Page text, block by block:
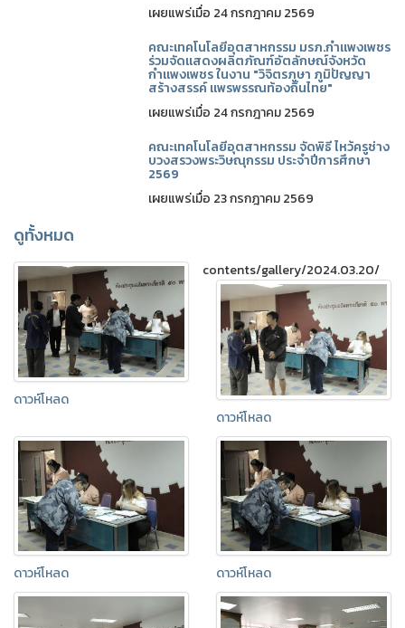
เผยแพร่เมื่อ 24 กรกฎาคม 2569
คณะเทคโนโลยีอุตสาหกรรม มรภ.กำแพงเพชร
ร่วมจัดแสดงผลิตภัณฑ์อัตลักษณ์จังหวัด
กำแพงเพชร ในงาน "วิจิตรภูษา ภูมิปัญญา
สร้างสรรค์ แพรพรรณท้องถิ่นไทย"
เผยแพร่เมื่อ 24 กรกฎาคม 2569
คณะเทคโนโลยีอุตสาหกรรม จัดพิธี ไหว้ครูช่าง
บวงสรวงพระวิษณุกรรม ประจำปีการศึกษา
2569
เผยแพร่เมื่อ 23 กรกฎาคม 2569
ดูทั้งหมด
contents/gallery/2024.03.20/
ดาวห์โหลด
ดาวห์โหลด
ดาวห์โหลด ดาวห์โหลด